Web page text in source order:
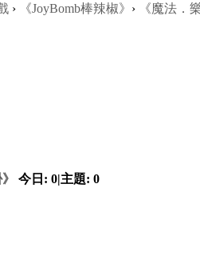
› 《JoyBomb棒辣椒》 › 《魔法．
今日: 0|主題: 0